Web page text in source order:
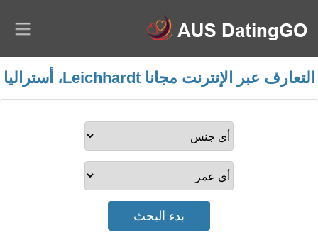
التعارف عبر الإنترنت مجانا Leichhardt، أستراليا